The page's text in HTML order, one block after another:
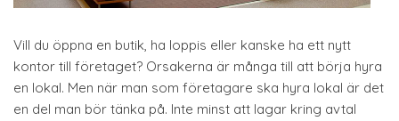
Vill du öppna en butik, ha loppis eller kanske ha ett nytt
kontor till företaget? Orsakerna är många till att börja hyra
en lokal. Men när man som företagare ska hyra lokal är det
en del man bör tänka på. Inte minst att lagar kring avtal